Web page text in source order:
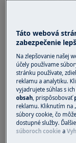
signál
Platí pre:
Voľne
Riešenie:
Chyba E4 vo
umývačke
Táto webová
zabezpečenie
Na zlepšovanie našej
účely používame
stránku používate,
reklamu a analytiku.
vyjadrujete súhlas s
obsah, prispôsobovať
reklamu. Kliknutím na
súbory cookie, čo
dostupné služby.
súboroch cookie a